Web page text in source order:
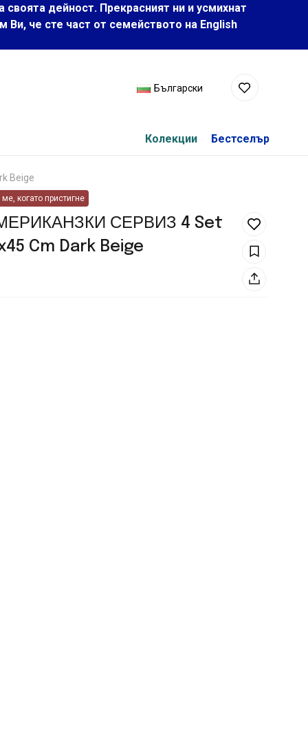
дейност. Прекрасният ни и усмихнат
че сте част от семейството на Еnglish
Български
Колекции Бестселър
Beige
когато пристигне
СЕРВИЗ 4 Set
Cm Dark Beige